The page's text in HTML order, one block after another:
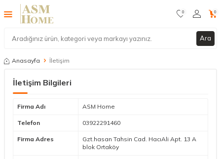
Ara
0 0
Anasayfa İletişim
İletişim Bilgileri
Firma Adı ASM Home
Telefon 03922291460
Firma Adres
Gzt.hasan Tahsin Cad. HacıAli Apt. 13 A
blok Ortaköy